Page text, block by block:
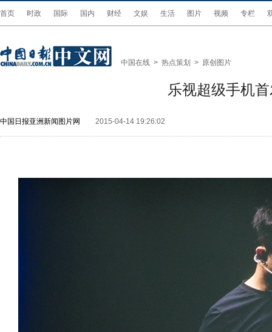
首页 时政 国际 国内 财经 文娱 生活 图片 视频 专栏
中国在线 > 热点策划 > 原创图片
乐视超级手机
中国日报亚洲新闻图片网 2015-04-14 19:26:02